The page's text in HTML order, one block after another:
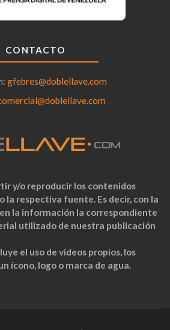
CONTACTO
gfebres@doblellave.com
y/o reproducir los contenidos
la respectiva fuente. Es decir, con la
la información la correspondiente
utilizado de nuestra publicación
el uso de videos propios, los
ícono, logo o marca de agua.